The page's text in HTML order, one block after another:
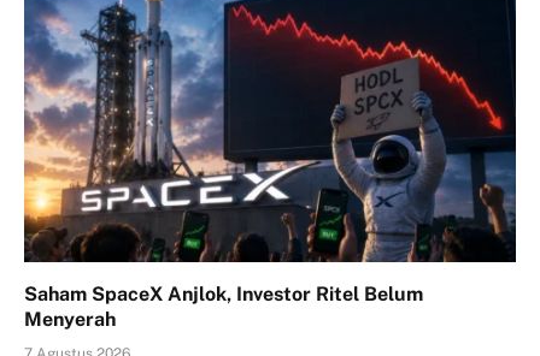
Saham SpaceX Anjlok, Investor Ritel Belum
Menyerah